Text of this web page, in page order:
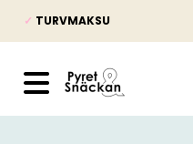
✓ TURVMAKSU